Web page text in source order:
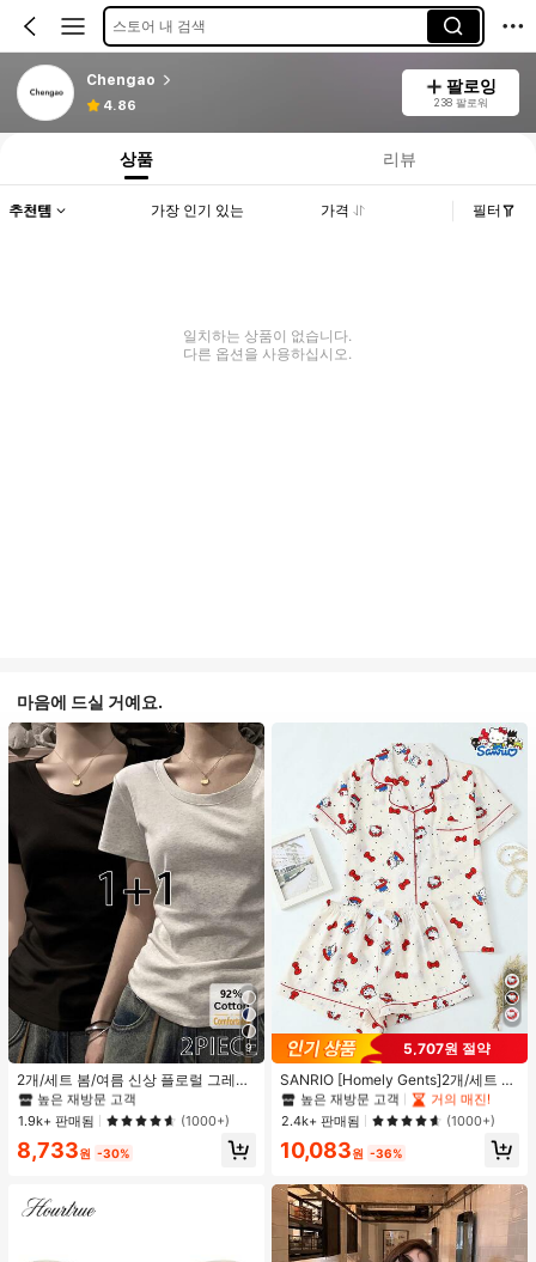
스토어 내 검색
Chengao
4.86
팔로잉
238 팔로워
상품 리뷰
추천템 가장 인기 있는 가격 필터
일치하는 상품이 없습니다.
다른 옵션을 사용하십시오.
마음에 드실 거예요.
9
2개/세트 봄/여름 신상 플로럴 그레이
+ 블랙 반팔 티셔츠, 여성 슬림핏 솔리
드 컬러 언더셔츠 캐주얼
#2 TOP 3위
에서 피부 친화적 여성 상의, 블라우스 & 티
높은 재방문 고객
#2 TOP 3위
에서 피부 친화적 여성 상의, 블라우스 & 티
높은 재방문 고객
#2 TOP 3위
에서 피부 친화적 여성 상의, 블라우스 & 티
높은 재방문 고객
#2 TOP 3위
에서 피부 친화적 여성 상의, 블라우스 & 티
높은 재방문 고객
1.9k+ 판매됨 (1000+)
8,733원 -30%
5,707원 절약
SANRIO [Homely Gents]2개/세트 여
성 프린트 라펠 반팔 버튼 포켓 상의
및 보우 반바지 잠옷 세트, 캐주얼 홈
웨어, 봄/여름에 적합
#1 TOP 3위
프라이드 월 여성 파자마 세트
높은 재방문 고객
거의 매진!
#1 TOP 3위
프라이드 월 여성 파자마 세트
높은 재방문 고객
거의 매진!
#1 TOP 3위
프라이드 월 여성 파자마 세트
높은 재방문 고객
거의 매진!
#1 TOP 3위
프라이드 월 여성 파자마 세트
높은 재방문 고객
2.4k+ 판매됨 (1000+)
10,083원 -36%